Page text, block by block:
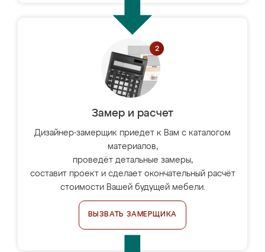
Замер и расчет
Дизайнер-замерщик приедет к Вам с каталогом
материалов,
проведёт детальные замеры,
составит проект и сделает окончательный расчёт
стоимости Вашей будущей мебели.
ВЫЗВАТЬ ЗАМЕРЩИКА